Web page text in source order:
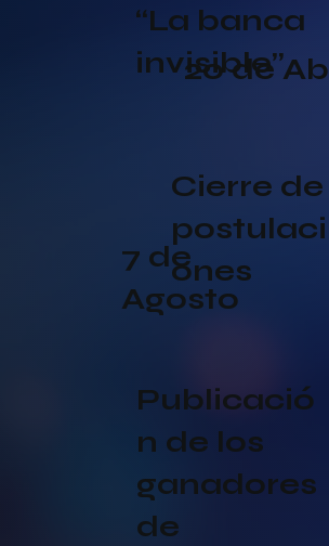
“La banca
invisible”
20 de
Cierre de
postulaci
ones
7 de
Agosto
Publicació
n de los
ganadores
de